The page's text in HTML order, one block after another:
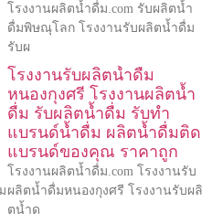
โรงงานผลิตน้ำดื่ม.com รับผลิตน้ำ
ดื่มพิษณุโลก โรงงานรับผลิตน้ำดื่ม
รับผ
โรงงานรับผลิตน้ำดื่ม
หนองกุงศรี โรงงานผลิตน้ำ
ดื่ม รับผลิตน้ำดื่ม รับทำ
แบรนด์น้ำดื่ม ผลิตน้ำดื่มติด
แบรนด์ของคุณ ราคาถูก
โรงงานผลิตน้ำดื่ม.com โรงงานรับ
ผลิตน้ำดื่มหนองกุงศรี โรงงานรับผลิ
ตน้ำด